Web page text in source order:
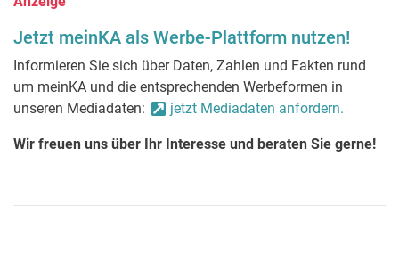
Jetzt meinKA als Werbe-Plattform nutzen!
Informieren Sie sich über Daten, Zahlen und Fakten rund
um meinKA und die entsprechenden Werbeformen in
unseren Mediadaten:
jetzt Mediadaten anfordern.
Wir freuen uns über Ihr Interesse und beraten Sie gerne!